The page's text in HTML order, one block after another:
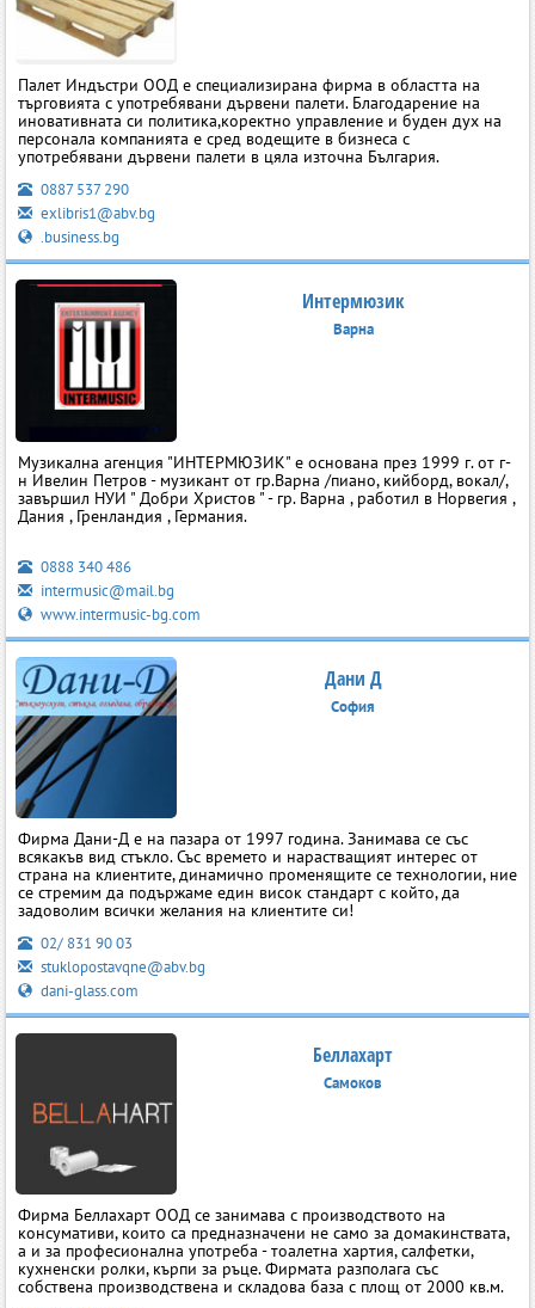
Палет Индъстри ООД е специализирана фирма в областта на
търговията с употребявани дървени палети. Благодарение на
иновативната си политика,коректно управление и буден дух на
персонала компанията е сред водещите в бизнеса с
употребявани дървени палети в цяла източна България.
0887 537 290
exlibris1@abv.bg
.business.bg
Интермюзик
Варна
Музикална агенция "ИНТЕРМЮЗИК" е основана през 1999 г. от г-
н Ивелин Петров - музикант от гр.Варна /пиано, кийборд, вокал/,
завършил НУИ " Добри Христов " - гр. Варна , работил в Норвегия ,
Дания , Гренландия , Германия.
0888 340 486
intermusic@mail.bg
www.intermusic-bg.com
Дани Д
София
Фирма Дани-Д е на пазара от 1997 година. Занимава се със
всякакъв вид стъкло. Със времето и нарастващият интерес от
страна на клиентите, динамично променящите се технологии, ние
се стремим да подържаме един висок стандарт с който, да
задоволим всички желания на клиентите си!
02/ 831 90 03
stuklopostavqne@abv.bg
dani-glass.com
Беллахарт
Самоков
Фирма Беллахарт ООД се занимава с производството на
консумативи, които са предназначени не само за домакинствата,
а и за професионална употреба - тоалетна хартия, салфетки,
кухненски ролки, кърпи за ръце. Фирмата разполага със
собствена производствена и складова база с площ от 2000 кв.м.